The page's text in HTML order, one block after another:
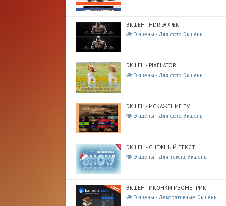
ЭКШЕН - HDR ЭФФЕКТ
Экшены - Для фото, Экшены
ЭКШЕН - PIXELATOR
Экшены - Для фото, Экшены
ЭКШЕН - ИСКАЖЕНИЕ TV
Экшены - Для фото, Экшены
ЭКШЕН - СНЕЖНЫЙ ТЕКСТ
Экшены - Для текста, Экшены
ЭКШЕН - ИКОНКИ ИЗОМЕТРИК
Экшены - Декоративные, Экшены